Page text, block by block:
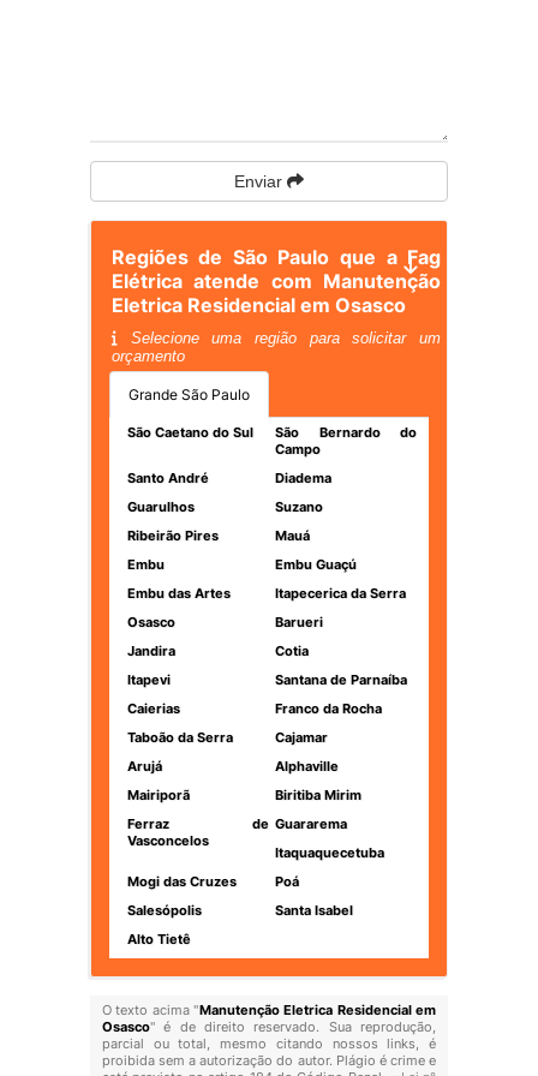
Enviar
Regiões de São Paulo que a Fag
Elétrica atende com Manutenção
Eletrica Residencial em Osasco
Selecione uma região para solicitar um
orçamento
Grande São Paulo
São Caetano do Sul
São Bernardo do
Campo
Santo André
Diadema
Guarulhos
Suzano
Ribeirão Pires
Mauá
Embu
Embu Guaçú
Embu das Artes
Itapecerica da Serra
Osasco
Barueri
Jandira
Cotia
Itapevi
Santana de Parnaíba
Caierias
Franco da Rocha
Taboão da Serra
Cajamar
Arujá
Alphaville
Mairiporã
Biritiba Mirim
Ferraz de
Vasconcelos
Guararema
Itaquaquecetuba
Mogi das Cruzes
Poá
Salesópolis
Santa Isabel
Alto Tietê
O texto acima "Manutenção Eletrica Residencial em
Osasco" é de direito reservado. Sua reprodução,
parcial ou total, mesmo citando nossos links, é
proibida sem a autorização do autor. Plágio é crime e